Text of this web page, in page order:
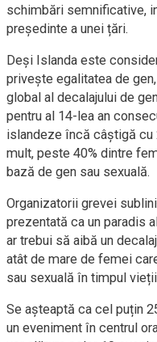
schimbări semnificative,
președinte a unei țări.
Deși Islanda este
privește egalitatea de
global al decalajului de
pentru al 14-lea an
islandeze încă câștigă cu
mult, peste 40% dintre
bază de gen sau sexuală.
Organizatorii grevei
prezentată ca un paradis
ar trebui să aibă un
atât de mare de femei
sau sexuală în timpul
Se așteaptă ca cel puțin
un eveniment în centrul